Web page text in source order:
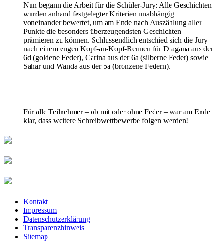
Nun begann die Arbeit für die Schüler-Jury: Alle Geschichten
wurden anhand festgelegter Kriterien unabhängig
voneinander bewertet, um am Ende nach Auszählung aller
Punkte die besonders überzeugendsten Geschichten
prämieren zu können. Schlussendlich entschied sich die Jury
nach einem engen Kopf-an-Kopf-Rennen für Dragana aus der
6d (goldene Feder), Carina aus der 6a (silberne Feder) sowie
Sahar und Wanda aus der 5a (bronzene Federn).
Für alle Teilnehmer – ob mit oder ohne Feder – war am Ende
klar, dass weitere Schreibwettbewerbe folgen werden!
Kontakt
Impressum
Datenschutzerklärung
Transparenzhinweis
Sitemap